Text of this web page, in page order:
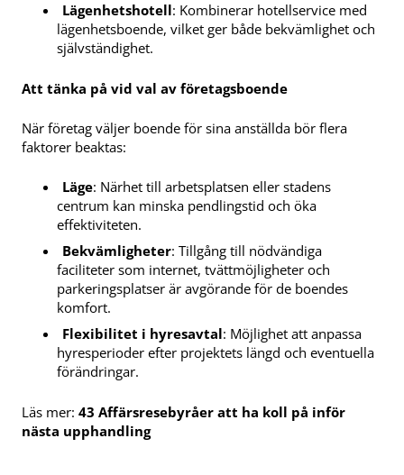
Lägenhetshotell: Kombinerar hotellservice med
lägenhetsboende, vilket ger både bekvämlighet och
självständighet.
Att tänka på vid val av företagsboende
När företag väljer boende för sina anställda bör flera
faktorer beaktas:
Läge: Närhet till arbetsplatsen eller stadens
centrum kan minska pendlingstid och öka
effektiviteten.
Bekvämligheter: Tillgång till nödvändiga
faciliteter som internet, tvättmöjligheter och
parkeringsplatser är avgörande för de boendes
komfort.
Flexibilitet i hyresavtal: Möjlighet att anpassa
hyresperioder efter projektets längd och eventuella
förändringar.
Läs mer: 43 Affärsresebyråer att ha koll på inför
nästa upphandling